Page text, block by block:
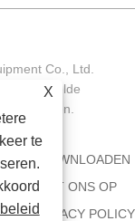
Co., Ltd.
versnelde
DOWNLOADEN
MET ONS OP
PRIVACY POLICY
X
te